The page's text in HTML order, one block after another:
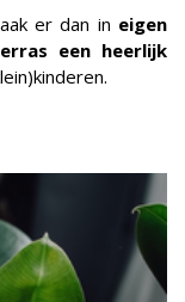
er dan in eigen
een heerlijk